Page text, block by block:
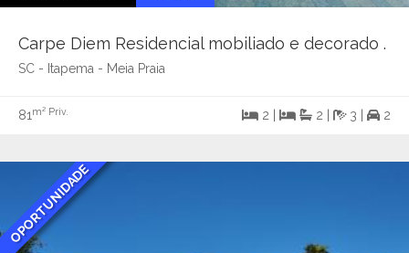
Carpe Diem Residencial mobiliado e decorado .
SC - Itapema - Meia Praia
81 m² Priv. 2 | 2 | 3 | 2
OPORTUNIDADE